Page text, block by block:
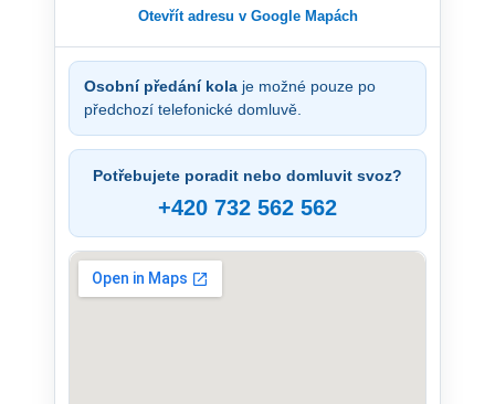
Otevřít adresu v Google Mapách
Osobní předání kola je možné pouze po
předchozí telefonické domluvě.
Potřebujete poradit nebo domluvit svoz?
+420 732 562 562